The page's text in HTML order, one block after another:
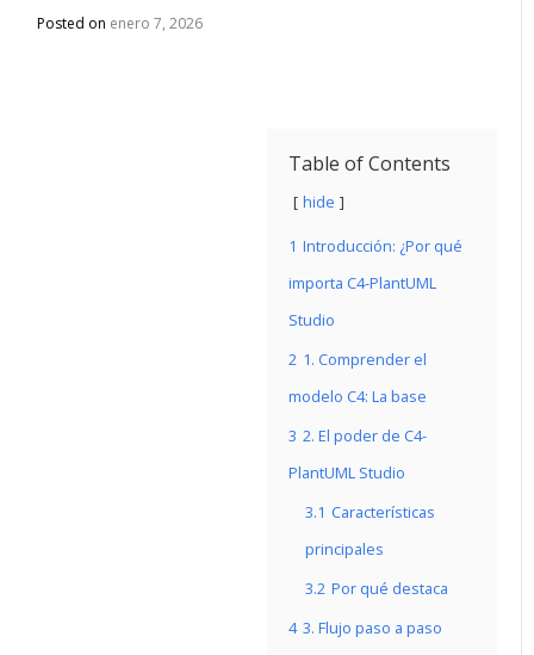
Posted on enero 7, 2026
Table of Contents
hide
1 Introducción: ¿Por qué
importa C4-PlantUML
Studio
2 1. Comprender el
modelo C4: La base
3 2. El poder de C4-
PlantUML Studio
3.1 Características
principales
3.2 Por qué destaca
4 3. Flujo paso a paso